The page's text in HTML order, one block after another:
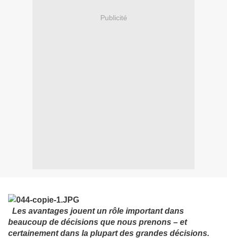
Publicité
Les avantages jouent un rôle important dans
beaucoup de décisions que nous prenons – et
certainement dans la plupart des grandes décisions.